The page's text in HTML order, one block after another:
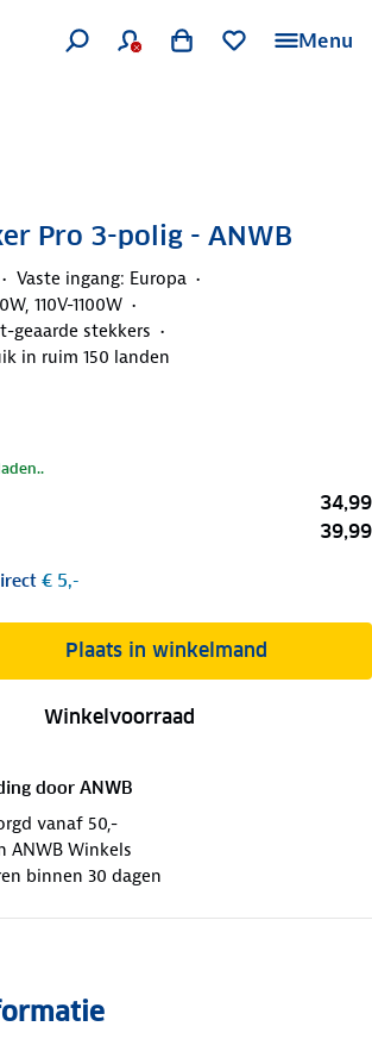
Menu
Pro 3-polig - ANWB
Vaste ingang: Europa
110V-1100W
geaarde stekkers
in ruim 150 landen
34,99
39,99
€ 5,-
Plaats in winkelmand
Winkelvoorraad
door ANWB
vanaf 50,-
ANWB Winkels
binnen 30 dagen